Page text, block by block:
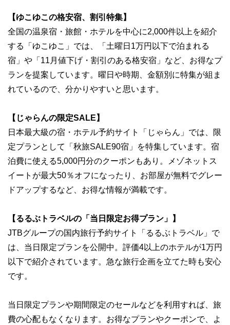
【ゆこゆこの格安宿、割引特集】
全国の温泉宿・旅館・ホテルを中心に2,000件以上を紹介
する「ゆこゆこ」では、「土曜日1万円以下で泊まれる
宿」や「11月値下げ・割引のある格安宿」など、お得なプ
ランを提案しています。曜日や時期、金額別に特集が組ま
れているので、分かりやすいと思います。
【じゃらんの限定SALE】
日本最大級の宿・ホテル予約サイト「じゃらん」では、限
定プランとして「秋旅SALE90宿」を特集しています。宿
泊費に使える5,000円分のクーポンもあり。メゾネットス
イートが最大50％オフになったり、お部屋が無料でグレー
ドアップするなど、お得な情報が満載です。
【るるぶトラベルの「当日限定お得プラン」】
JTBグループの国内旅行予約サイト「るるぶトラベル」で
は、当日限定プランを公開中。評価4以上のホテルが1万円
以下で紹介されています。急な旅行企画を立てた時も安心
です。
当日限定プランや期間限定のセールなどを利用すれば、旅
費の心配もなくなります。お得なプランやクーポンで、よ